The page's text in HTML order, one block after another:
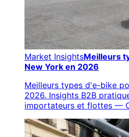
Market InsightsMeilleurs
New York en 2026
Meilleurs types d'e-bike
2026. Insights B2B
importateurs et flottes —